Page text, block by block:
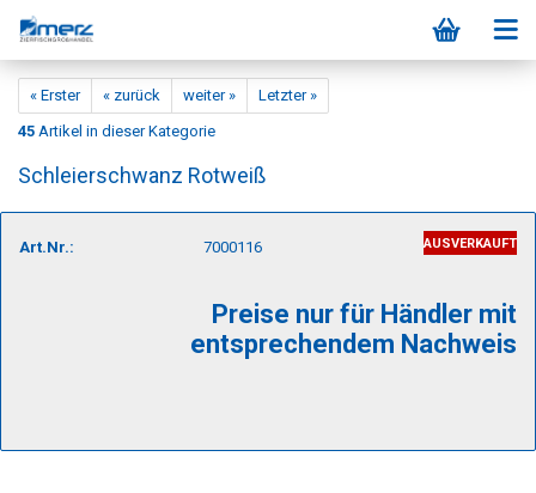
« Erster « zurück weiter »
Letzter »
45 Artikel in dieser Kategorie
Schleierschwanz Rotweiß
AUSVERKAUFT
Art.Nr.: 7000116
Preise nur für Händler mit
entsprechendem Nachweis